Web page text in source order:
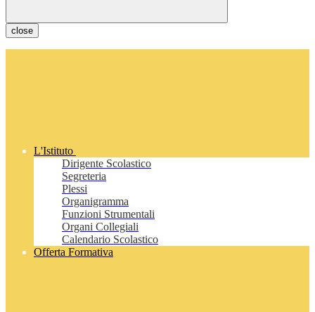
close
L'Istituto
Dirigente Scolastico
Segreteria
Plessi
Organigramma
Funzioni Strumentali
Organi Collegiali
Calendario Scolastico
Offerta Formativa